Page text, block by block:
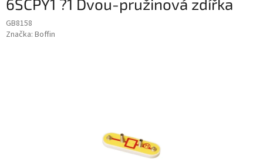
6SCPY1 ?1 Dvou-pružinová zdířka
GB8158
Značka: Boffin